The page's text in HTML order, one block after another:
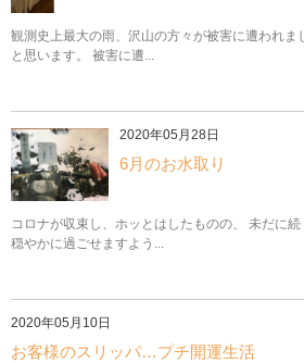
観測史上最大の雨、沢山の方々が被害に遭われま
と思います。 被害に遭...
2020年05月28日
6月のお水取り
コロナが収束し、ホッとはしたものの、 未だに
穏やかに過ごせますよう...
2020年05月10日
お客様のスリッパ…プチ開運生活